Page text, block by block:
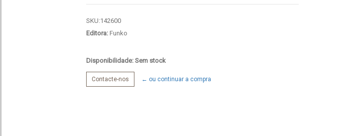
SKU:142600
Editora:Funko
Disponibilidade: Sem stock
Contacte-nos ← ou continuar a compra